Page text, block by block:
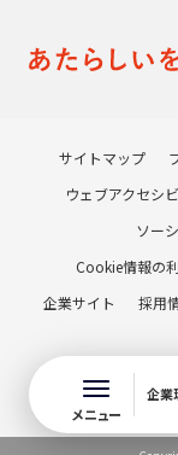
メニュー
企業
サイトマップ
ウェブアクセシ
ソー
Cookie情報の
企業サイト
採用